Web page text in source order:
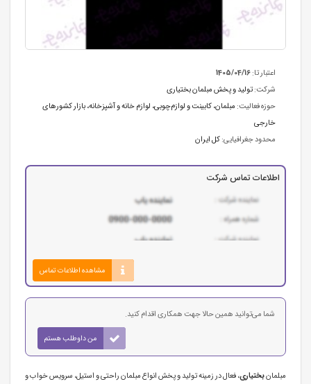
اعتبار تا:1405/04/16
شرکت:تولید و پخش مبلمان بختیاری
حوزه فعالیت: مبلمان، کابینت و لوازم‌چوبی، لوازم خانه و آشپزخانه،بازار کشورهای
خارجی
محدود جغرافیایی:کل ایران
اطلاعات تماس شرکت
مشاهده اطلاعات تماس
شما می‌توانید همین حالا جهت همکاری اقدام کنید.
من داوطلب هستم
مبلمانبختیاری، فعال در زمینه تولید و پخش انواع مبلمان راحتی و استیل، سرویس خواب و